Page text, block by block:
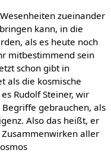
zueinander
kann, in die
als es heute noch
mitbestimmend sein
schon gibt in
als die kosmische
Rudolf Steiner, wir
gebrauchen, als
Also das heißt, er
aller